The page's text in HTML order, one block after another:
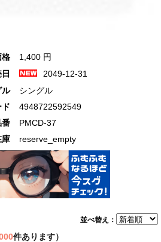
格
1,400 円
2049-12-31
ル
シングル
4948722592549
番
PMCD-37
庫
reserve_empty
並べ替え：
件あります）